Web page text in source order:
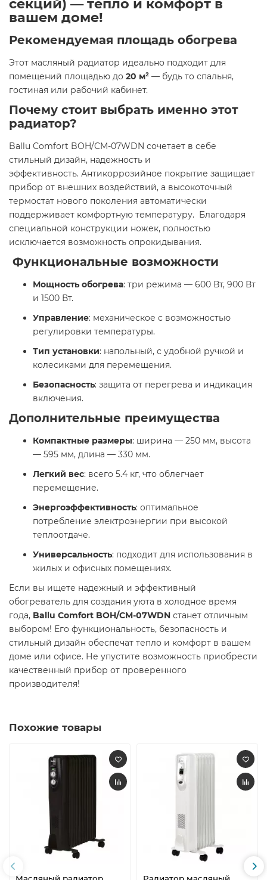
секций) — тепло и комфорт в
вашем доме!
Рекомендуемая площадь обогрева
Этот масляный радиатор идеально подходит для
помещений площадью до 20 м² — будь то спальня,
гостиная или рабочий кабинет. ​
Почему стоит выбрать именно этот
радиатор?
Ballu Comfort BOH/CM-07WDN сочетает в себе
стильный дизайн, надежность и
эффективность. Антикоррозийное покрытие защищает
прибор от внешних воздействий, а высокоточный
термостат нового поколения автоматически
поддерживает комфортную температуру. Благодаря
специальной конструкции ножек, полностью
исключается возможность опрокидывания. ​
Функциональные возможности
Мощность обогрева: три режима — 600 Вт, 900 Вт
и 1500 Вт.
Управление: механическое с возможностью
регулировки температуры.
Тип установки: напольный, с удобной ручкой и
колесиками для перемещения.
Безопасность: защита от перегрева и индикация
включения. ​
Дополнительные преимущества
Компактные размеры: ширина — 250 мм, высота
— 595 мм, длина — 330 мм.
Легкий вес: всего 5.4 кг, что облегчает
перемещение.
Энергоэффективность: оптимальное
потребление электроэнергии при высокой
теплоотдаче.
Универсальность: подходит для использования в
жилых и офисных помещениях.​
Если вы ищете надежный и эффективный
обогреватель для создания уюта в холодное время
года, Ballu Comfort BOH/CM-07WDN станет отличным
выбором! Его функциональность, безопасность и
стильный дизайн обеспечат тепло и комфорт в вашем
доме или офисе. Не упустите возможность приобрести
качественный прибор от проверенного
производителя!
Похожие товары
Масляный радиатор
Радиатор масляный